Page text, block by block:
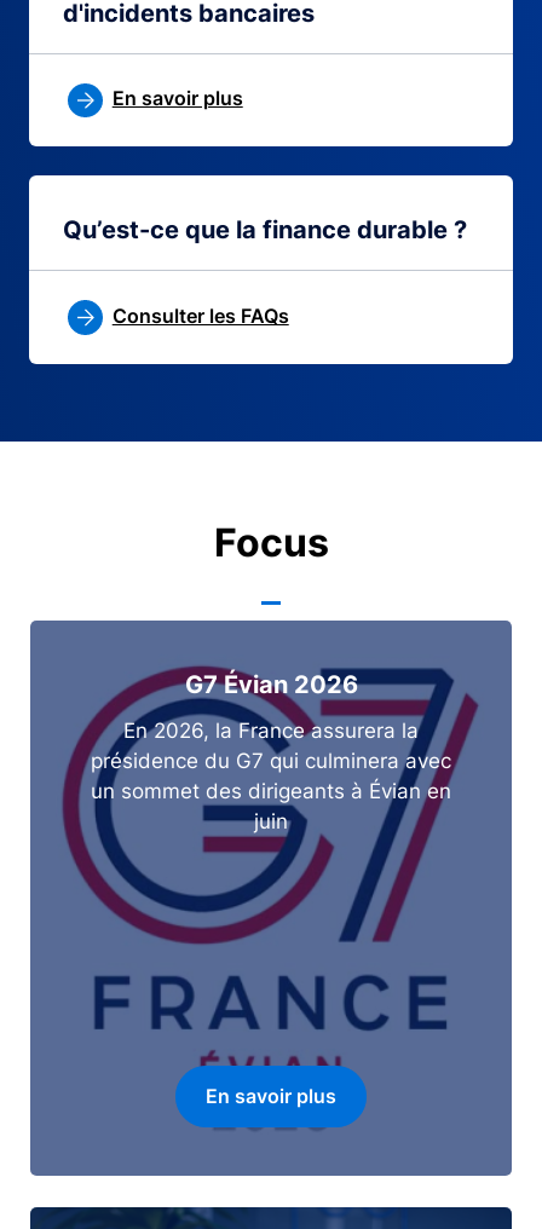
d'incidents bancaires
En savoir plus
Qu’est-ce que la finance durable ?
Consulter les FAQs
Focus
G7 Évian 2026
En 2026, la France assurera la
présidence du G7 qui culminera avec
un sommet des dirigeants à Évian en
juin
En savoir plus